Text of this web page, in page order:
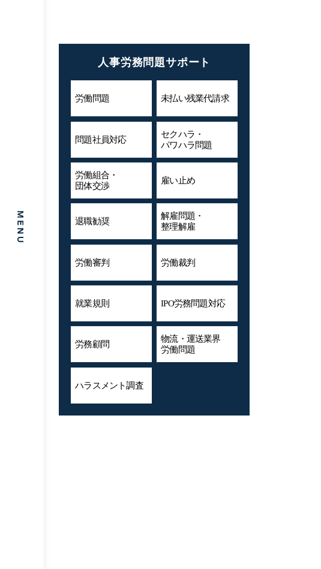
人事労務問題サポート
労働問題 未払い残業代請求
問題社員対応
セクハラ・
パワハラ問題
労働組合・
団体交渉
雇い止め
退職勧奨
解雇問題・
整理解雇
労働審判 労働裁判
就業規則 IPO労務問題対応
労務顧問
物流・運送業界
労働問題
ハラスメント調査